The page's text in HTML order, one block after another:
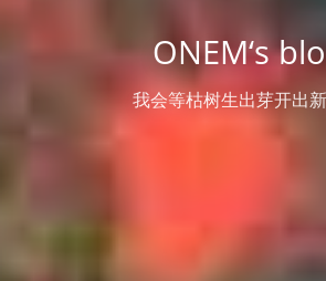
ONEM‘s
我会等枯树生出芽开出